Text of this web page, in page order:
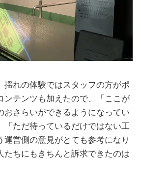
揺れの体験ではスタッフの方がポ
ンテンツも加えたので、「ここが
おさらいができるようになってい
「ただ待っているだけではない工
運営側の意見がとても参考になり
たちにもきちんと訴求できたのは